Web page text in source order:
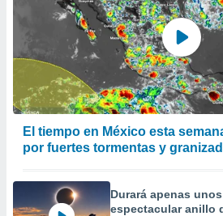
El tiempo en México esta
por fuertes tormentas y
Durará apenas
espectacular anillo